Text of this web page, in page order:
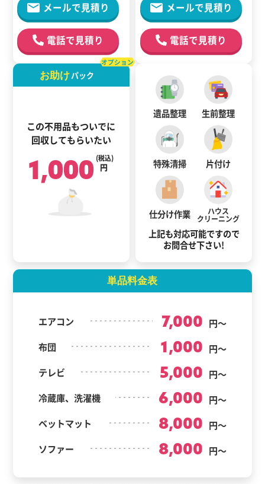
メールで見積り
電話で見積り
メールで見積り
電話で見積り
お助けパック
この不用品もついでに
回収してもらいたい
オプション
1,000 円
(税込)
遺品整理 生前整理
特殊清掃 片付け
仕分け作業 ハウス
クリーニング
上記も対応可能ですので
お問合せ下さい!
単品料金表
エアコン 7,000 円～
布団
1,000 円～
テレビ
5,000 円～
冷蔵庫、洗濯機
6,000 円～
ベットマット
8,000 円～
ソファー
8,000 円～